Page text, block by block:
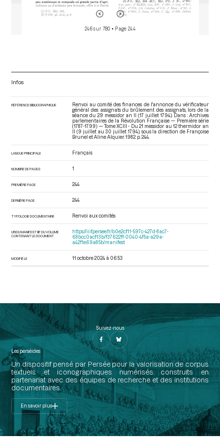
246 sur 780 • Page 244
Infos
RÉFÉRENCE BIBLIOGRAPHIQUE
Renvoi au comité des finances de l'annonce du vérificateur
général des assignats du brûlement des assignats, lors de la
séance du 29 messidor an II (17 juillet 1794). Dans : Archives
parlementaires de la Révolution Française — Première série
(1787-1799) — Tome XCIII - Du 21 messidor au 12 thermidor an
II (9 juillet au 30 juillet 1794), sous la direction de Françoise
Brunel et Aline Alquier. 1982. p. 244.
LANGUE PRINCIPALE Français
NOMBRE DE PAGES 1
PREMIÈRE PAGE 244
DERNIÈRE PAGE 244
TYPOLOGIE DOCUMENTAIRE Renvoi aux comités
URI DU MANIFEST IIIF DU VOLUME
CONTENANT LE DOCUMENT
https://iiif.persee.fr/b0e2cf11-597c-427d-8ac7-
68bcc0acf13b/f37622ff-0040-4f5a-a29a-
a42f1e69a85b/manifest
MODIFIÉ LE 11 octobre 2024 à 06:53
Suivez-nous
Les perséides
Un dispositif pensé par Persée pour la valorisation de corpus
textuels et iconographiques numérisés construits en
partenariat avec des équipes de recherche et des institutions
documentaires.
En savoir plus